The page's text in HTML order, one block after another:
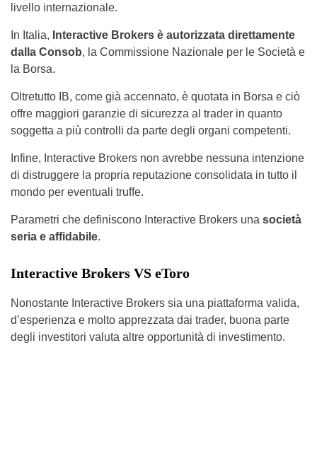
livello internazionale.
In Italia, Interactive Brokers è autorizzata direttamente
dalla Consob, la Commissione Nazionale per le Società e
la Borsa.
Oltretutto IB, come già accennato, è quotata in Borsa e ciò
offre maggiori garanzie di sicurezza al trader in quanto
soggetta a più controlli da parte degli organi competenti.
Infine, Interactive Brokers non avrebbe nessuna intenzione
di distruggere la propria reputazione consolidata in tutto il
mondo per eventuali truffe.
Parametri che definiscono Interactive Brokers una società
seria e affidabile.
Interactive Brokers VS eToro
Nonostante Interactive Brokers sia una piattaforma valida,
d’esperienza e molto apprezzata dai trader, buona parte
degli investitori valuta altre opportunità di investimento.